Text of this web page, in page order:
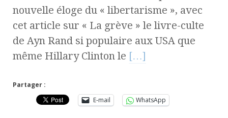
nouvelle éloge du « libertarisme », avec
cet article sur « La grève » le livre-culte
de Ayn Rand si populaire aux USA que
même Hillary Clinton le […]
Partager :
E-mail
WhatsApp